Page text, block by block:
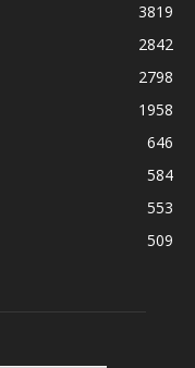
3819
2842
2798
1958
646
584
553
509